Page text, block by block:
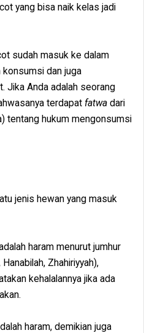
yang bisa naik kelas jadi
sudah masuk ke dalam
konsumsi dan juga
Jika Anda adalah seorang
terdapat fatwa dari
tentang hukum mengonsumsi
jenis hewan yang masuk
haram menurut jumhur
Hanabilah, Zhahiriyyah),
kehalalannya jika ada
haram, demikian juga